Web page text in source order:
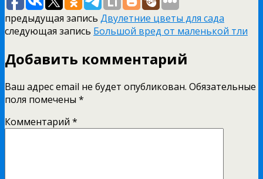
предыдущая запись Двулетние цветы для сада
следующая запись Большой вред от маленькой тли
Добавить комментарий
Ваш адрес email не будет опубликован. Обязательные
поля помечены *
Комментарий *